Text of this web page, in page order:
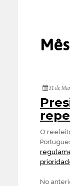
31 de
O
No